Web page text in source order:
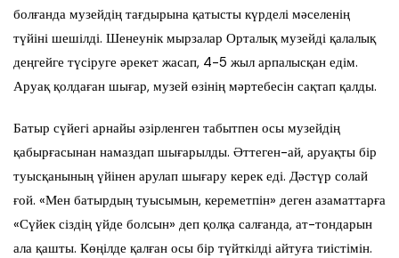
болғанда музейдің тағдырына қатысты күрделі мәселенің
түйіні шешілді. Шенеунік мырзалар Орталық музейді қалалық
деңгейге түсіруге әрекет жасап, 4-5 жыл арпалысқан едім.
Аруақ қолдаған шығар, музей өзінің мәртебесін сақтап қалды.
Батыр сүйегі арнайы әзірленген табытпен осы музейдің
қабырғасынан намаздап шығарылды. Әттеген-ай, аруақты бір
туысқанының үйінен арулап шығару керек еді. Дәстүр солай
ғой. «Мен батырдың туысымын, кереметпін» деген азаматтарға
«Сүйек сіздің үйде болсын» деп қолқа салғанда, ат-тондарын
ала қашты. Көңілде қалған осы бір түйткілді айтуға тиістімін.